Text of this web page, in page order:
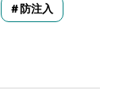
防注入